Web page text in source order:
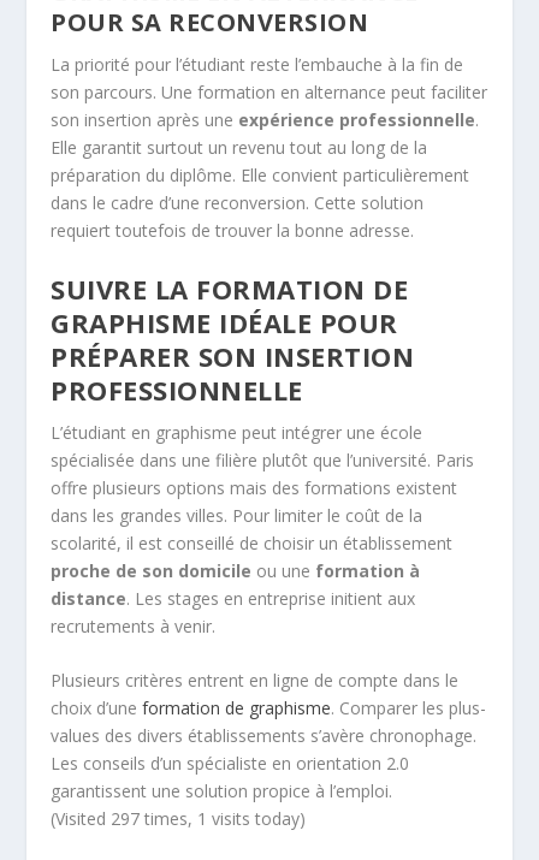
POUR SA RECONVERSION
La priorité pour l’étudiant reste l’embauche à la fin de
son parcours. Une formation en alternance peut faciliter
son insertion après une expérience professionnelle.
Elle garantit surtout un revenu tout au long de la
préparation du diplôme. Elle convient particulièrement
dans le cadre d’une reconversion. Cette solution
requiert toutefois de trouver la bonne adresse.
SUIVRE LA FORMATION DE
GRAPHISME IDÉALE POUR
PRÉPARER SON INSERTION
PROFESSIONNELLE
L’étudiant en graphisme peut intégrer une école
spécialisée dans une filière plutôt que l’université. Paris
offre plusieurs options mais des formations existent
dans les grandes villes. Pour limiter le coût de la
scolarité, il est conseillé de choisir un établissement
proche de son domicile ou une formation à
distance. Les stages en entreprise initient aux
recrutements à venir.
Plusieurs critères entrent en ligne de compte dans le
choix d’uneformation de graphisme. Comparer les plus-
values des divers établissements s’avère chronophage.
Les conseils d’un spécialiste en orientation 2.0
garantissent une solution propice à l’emploi.
(Visited 297 times, 1 visits today)